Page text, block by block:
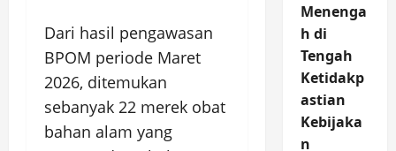
Dari hasil pengawasan
BPOM periode Maret
2026, ditemukan
sebanyak 22 merek obat
bahan alam yang
Menenga
h di
Tengah
Ketidakp
astian
Kebijaka
n